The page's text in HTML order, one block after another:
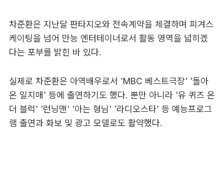
차준환은 지난달 판타지오와 전속계약을 체결하며 피겨스
케이팅을 넘어 만능 엔터테이너로서 활동 영역을 넓히겠
다는 포부를 밝힌 바 있다.
실제로 차준환은 아역배우로서 'MBC 베스트극장' '돌아
온 일지매' 등에 출연하기도 했다. 뿐만 아니라 '유 퀴즈 온
더 블럭' '런닝맨' '아는 형님' '라디오스타' 등 예능프로그
램 출연과 화보 및 광고 모델로도 활약했다.